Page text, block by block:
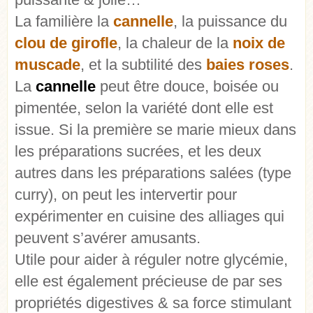
La familière la cannelle, la puissance du
clou de girofle, la chaleur de la noix de
muscade, et la subtilité des baies roses.
La cannelle peut être douce, boisée ou
pimentée, selon la variété dont elle est
issue. Si la première se marie mieux dans
les préparations sucrées, et les deux
autres dans les préparations salées (type
curry), on peut les intervertir pour
expérimenter en cuisine des alliages qui
peuvent s’avérer amusants.
Utile pour aider à réguler notre glycémie,
elle est également précieuse de par ses
propriétés digestives & sa force stimulant